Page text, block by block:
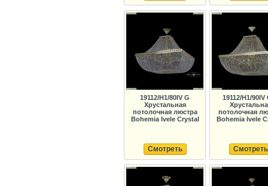
19112/H1/80IV G
Хрустальная
потолочная люстра
Bohemia Ivele Crystal
Смотреть
19112/H1/90IV
потолочная
Bohemia Ivele
Смотреть